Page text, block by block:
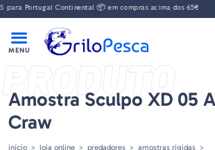
para Portugal Continental 📦 em compras acima dos 65€
PRODUTO
Amostra Sculpo XD 05
Craw
início loja online predadores
amostras rigidas